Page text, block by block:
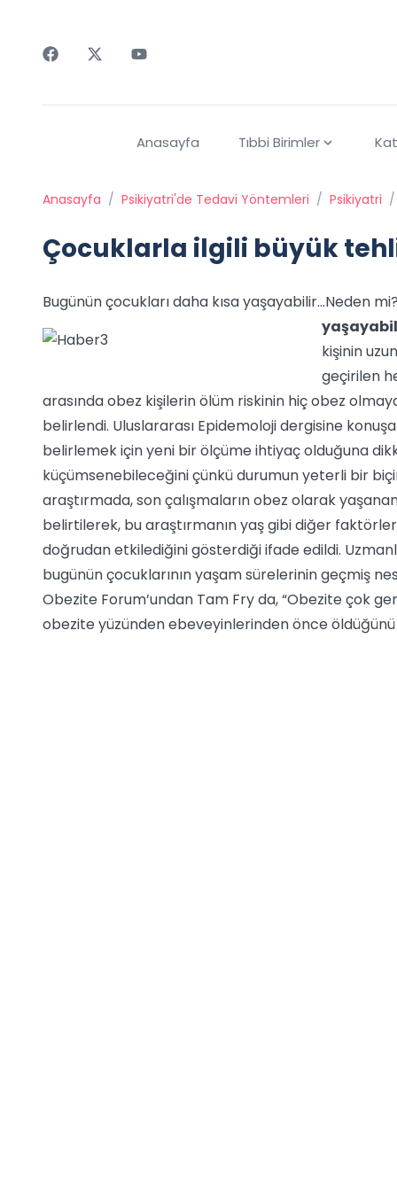
Anasayfa Tıbbi Birimler
Anasayfa / Psikiyatri'de Tedavi Yöntemleri / Psikiyatri /
Çocuklarla ilgili büyük
Bugünün çocukları daha kısa yaşayabilir...Neden
kişinin
geçirilen
arasında obez kişilerin ölüm riskinin hiç obez
belirlendi. Uluslararası Epidemoloji dergisine
belirlemek için yeni bir ölçüme ihtiyaç olduğuna
küçümsenebileceğini çünkü durumun yeterli bir
araştırmada, son çalışmaların obez olarak
belirtilerek, bu araştırmanın yaş gibi diğer
doğrudan etkilediğini gösterdiği ifade edildi.
bugünün çocuklarının yaşam sürelerinin geçmiş
Obezite Forum’undan Tam Fry da, “Obezite çok
obezite yüzünden ebeveyinlerinden önce